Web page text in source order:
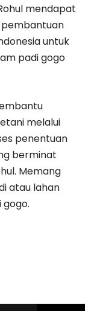
mendapat
pembantuan
untuk
padi gogo
melalui
penentuan
berminat
Memang
atau lahan